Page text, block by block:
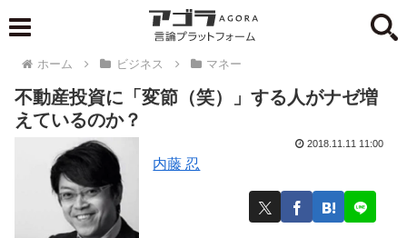
ホーム ビジネス マネー
不動産投資に「変節（笑）」する人がナゼ増
えているのか？
内藤 忍
2018.11.11 11:00